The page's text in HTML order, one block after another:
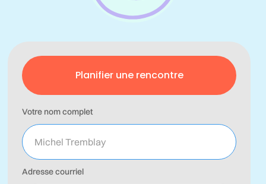
Planifier une rencontre
Votre nom complet
Adresse courriel